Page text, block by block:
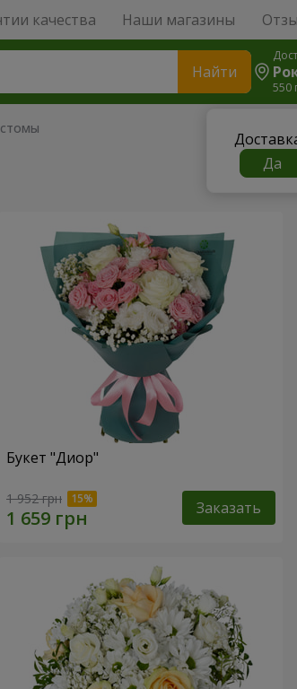
качества Наши магазины
Найти
550
Да
Букет "Диор"
1 952 грн Заказать